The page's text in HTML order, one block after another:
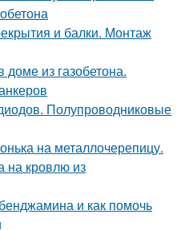
и балки. Монтаж
из газобетона.
Полупроводниковые
на металлочерепицу.
на кровлю из
и как помочь